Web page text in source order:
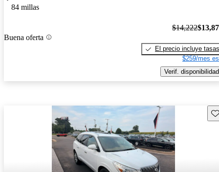
84 millas
Buena oferta
$14,222
El precio incluye tasas
$259/mes
Verif. disponibilidad